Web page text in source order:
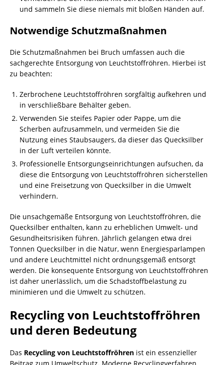
und sammeln Sie diese niemals mit bloßen Händen auf.
Notwendige Schutzmaßnahmen
Die Schutzmaßnahmen bei Bruch umfassen auch die
sachgerechte Entsorgung von Leuchtstoffröhren. Hierbei ist
zu beachten:
Zerbrochene Leuchtstoffröhren sorgfältig aufkehren und
in verschließbare Behälter geben.
Verwenden Sie steifes Papier oder Pappe, um die
Scherben aufzusammeln, und vermeiden Sie die
Nutzung eines Staubsaugers, da dieser das Quecksilber
in der Luft verteilen könnte.
Professionelle Entsorgungseinrichtungen aufsuchen, da
diese die Entsorgung von Leuchtstoffröhren sicherstellen
und eine Freisetzung von Quecksilber in die Umwelt
verhindern.
Die unsachgemäße Entsorgung von Leuchtstoffröhren, die
Quecksilber enthalten, kann zu erheblichen Umwelt- und
Gesundheitsrisiken führen. Jährlich gelangen etwa drei
Tonnen Quecksilber in die Natur, wenn Energiesparlampen
und andere Leuchtmittel nicht ordnungsgemäß entsorgt
werden. Die konsequente Entsorgung von Leuchtstoffröhren
ist daher unerlässlich, um die Schadstoffbelastung zu
minimieren und die Umwelt zu schützen.
Recycling von Leuchtstoffröhren
und deren Bedeutung
Das Recycling von Leuchtstoffröhren ist ein essenzieller